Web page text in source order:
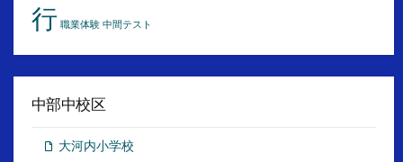
行 職業体験 中間テスト
中部中校区
大河内小学校